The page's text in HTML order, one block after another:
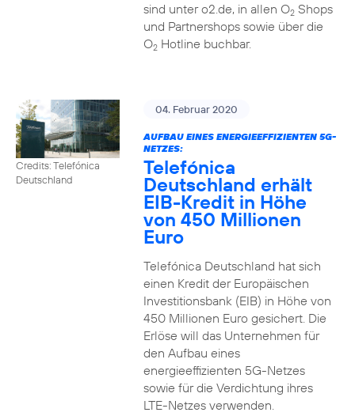
sind unter o2.de, in allen O2Shops
und Partnershops sowie über die
O2Hotline buchbar.
Credits: Telefónica
Deutschland
04. Februar 2020
AUFBAU EINES ENERGIEEFFIZIENTEN 5G-
NETZES:
Telefónica
Deutschland erhält
EIB-Kredit in Höhe
von 450 Millionen
Euro
Telefónica Deutschland hat sich
einen Kredit der Europäischen
Investitionsbank (EIB) in Höhe von
450 Millionen Euro gesichert. Die
Erlöse will das Unternehmen für
den Aufbau eines
energieeffizienten 5G-Netzes
sowie für die Verdichtung ihres
LTE-Netzes verwenden.